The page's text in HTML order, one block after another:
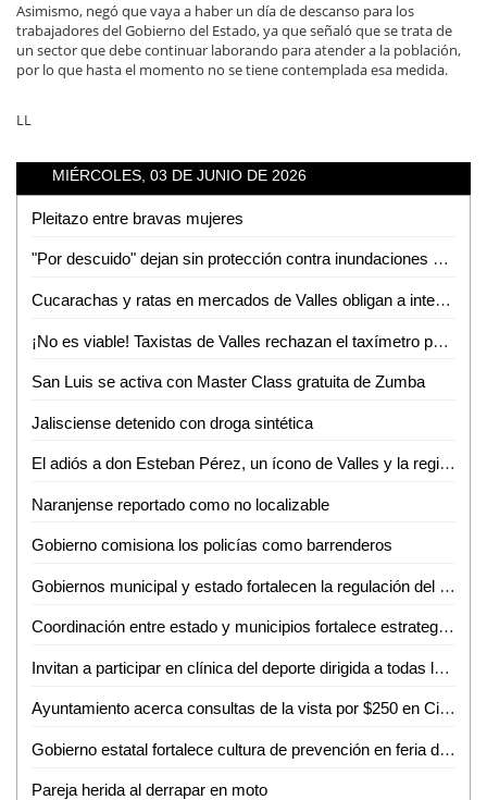
Asimismo, negó que vaya a haber un día de descanso para los
trabajadores del Gobierno del Estado, ya que señaló que se trata de
un sector que debe continuar laborando para atender a la población,
por lo que hasta el momento no se tiene contemplada esa medida.
LL
MIÉRCOLES, 03 DE JUNIO DE 2026
Pleitazo entre bravas mujeres
"Por descuido" dejan sin protección contra inundaciones a colonias de Tamuín
Cucarachas y ratas en mercados de Valles obligan a intensas jornadas de sanitización
¡No es viable! Taxistas de Valles rechazan el taxímetro por baja demanda de viajes
San Luis se activa con Master Class gratuita de Zumba
Jalisciense detenido con droga sintética
El adiós a don Esteban Pérez, un ícono de Valles y la región
Naranjense reportado como no localizable
Gobierno comisiona los policías como barrenderos
Gobiernos municipal y estado fortalecen la regulación del transporte turístico en Ciudad Valles
Coordinación entre estado y municipios fortalece estrategia de seguridad en la huasteca
Invitan a participar en clínica del deporte dirigida a todas las disciplinas en Ciudad Valles
Ayuntamiento acerca consultas de la vista por $250 en Ciudad Valles
Gobierno estatal fortalece cultura de prevención en feria de seguridad y medio ambiente
Pareja herida al derrapar en moto